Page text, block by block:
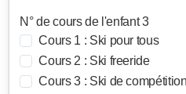
N° de cours de l'enfant 3
Cours 1 : Ski pour tous
Cours 2 : Ski freeride
Cours 3 : Ski de compétition